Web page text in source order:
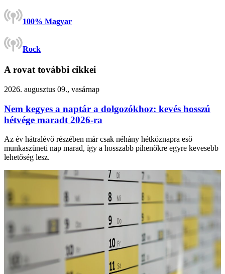
100% Magyar
Rock
A rovat további cikkei
2026. augusztus 09., vasárnap
Nem kegyes a naptár a dolgozókhoz: kevés hosszú
hétvége maradt 2026-ra
Az év hátralévő részében már csak néhány hétköznapra eső
munkaszüneti nap marad, így a hosszabb pihenőkre egyre kevesebb
lehetőség lesz.